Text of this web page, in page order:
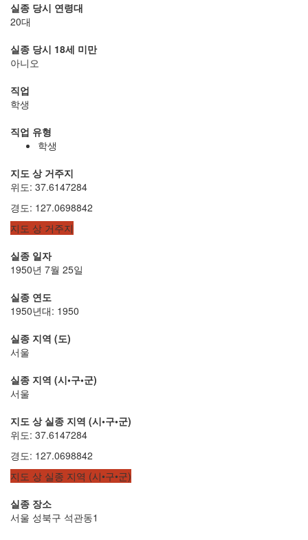
실종 당시 연령대
20대
실종 당시 18세 미만
아니오
직업
학생
직업 유형
학생
지도 상 거주지
위도: 37.6147284
경도: 127.0698842
지도 상 거주지
실종 일자
1950년 7월 25일
실종 연도
1950년대: 1950
실종 지역 (도)
서울
실종 지역 (시•구•군)
서울
지도 상 실종 지역 (시•구•군)
위도: 37.6147284
경도: 127.0698842
지도 상 실종 지역 (시•구•군)
실종 장소
서울 성북구 석관동1